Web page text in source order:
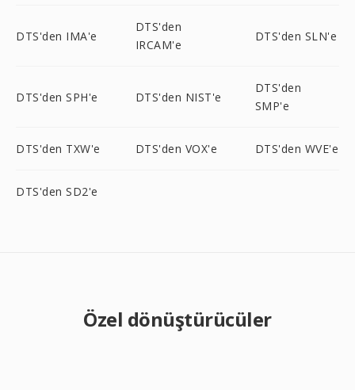
DTS'den IMA'e
DTS'den
IRCAM'e
DTS'den SLN'e
DTS'den SPH'e DTS'den NIST'e
DTS'den
SMP'e
DTS'den TXW'e DTS'den VOX'e DTS'den WVE'e
DTS'den SD2'e
Özel dönüştürücüler